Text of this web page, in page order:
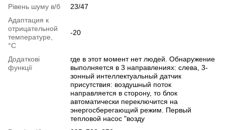
Рівень шуму в/б
23/47
Адаптация к
отрицательной
температуре,
°C
-20
Додаткові
функції
где в этот момент нет людей. Обнаружение
выполняется в 3 направлениях: слева, 3-
зонный интеллектуальный датчик
присутствия: воздушный поток
направляется в сторону, то блок
автоматически переключится на
энергосберегающий режим. Первый
тепловой насос "возду